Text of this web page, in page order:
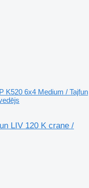
K520 6x4 Medium / Tajfun
LIV 120 K crane /